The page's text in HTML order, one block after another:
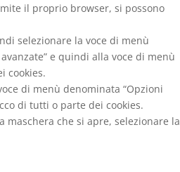
il proprio browser, si possono
selezionare la voce di menù
e quindi alla voce di menù
cookies.
di menù denominata “Opzioni
di tutti o parte dei cookies.
maschera che si apre, selezionare la